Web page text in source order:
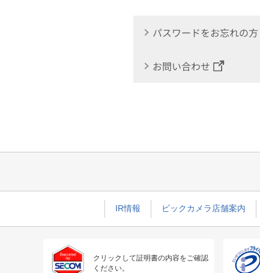
パスワードをお忘れの方
お問い合わせ
IR情報 ビックカメラ店舗案内
クリックして証明書の内容をご確認
ください。